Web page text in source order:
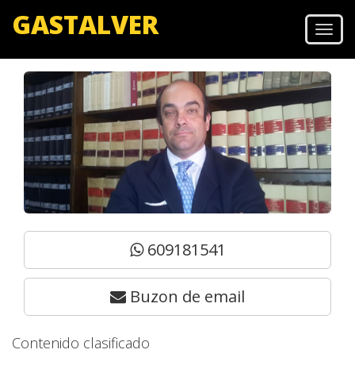
GASTALVER
609181541
Buzon de email
Contenido clasificado